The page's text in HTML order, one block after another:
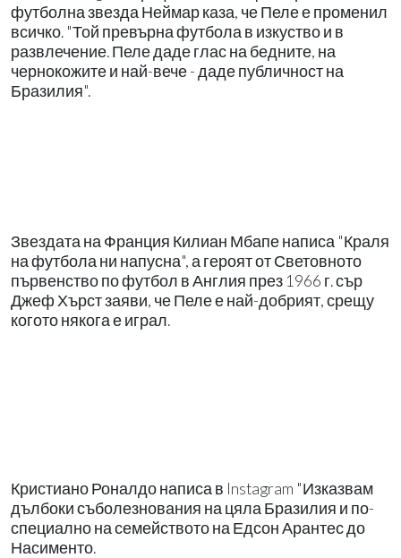
футболна звезда Неймар каза, че Пеле е променил
всичко. "Той превърна футбола в изкуство и в
развлечение. Пеле даде глас на бедните, на
чернокожите и най-вече - даде публичност на
Бразилия".
Звездата на Франция Килиан Мбапе написа "Краля
на футбола ни напусна", а героят от Световното
първенство по футбол в Англия през 1966 г. сър
Джеф Хърст заяви, че Пеле е най-добрият, срещу
когото някога е играл.
Кристиано Роналдо написа в Instagram "Изказвам
дълбоки съболезнования на цяла Бразилия и по-
специално на семейството на Едсон Арантес до
Насименто.